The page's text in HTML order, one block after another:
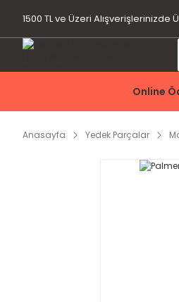
1500 TL ve Üzeri Alışverişlerinizde
Online
Anasayfa Yedek Parçalar